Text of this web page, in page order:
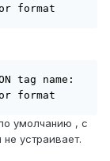
tag name:
format
умолчанию , с
устраивает.